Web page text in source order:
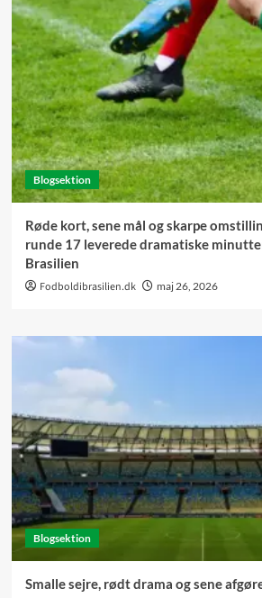
Blogsektion
Røde kort, sene mål og skarpe
runde 17 leverede dramatiske
Brasilien
Fodboldibrasilien.dk maj 26, 2026
Blogsektion
Smalle sejre, rødt drama og sene